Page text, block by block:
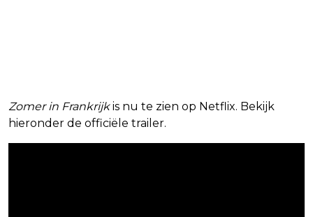
Zomer in Frankrijkis nu te zien op Netflix. Bekijk
hieronder de officiële trailer.